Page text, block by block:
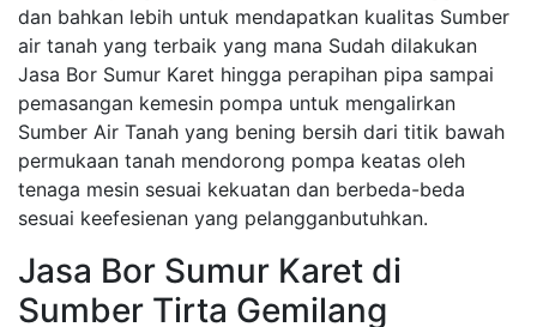
dan bahkan lebih untuk mendapatkan kualitas Sumber
air tanah yang terbaik yang mana Sudah dilakukan
Jasa Bor Sumur Karet hingga perapihan pipa sampai
pemasangan kemesin pompa untuk mengalirkan
Sumber Air Tanah yang bening bersih dari titik bawah
permukaan tanah mendorong pompa keatas oleh
tenaga mesin sesuai kekuatan dan berbeda-beda
sesuai keefesienan yang pelangganbutuhkan.
Jasa Bor Sumur Karet di
Sumber Tirta Gemilang